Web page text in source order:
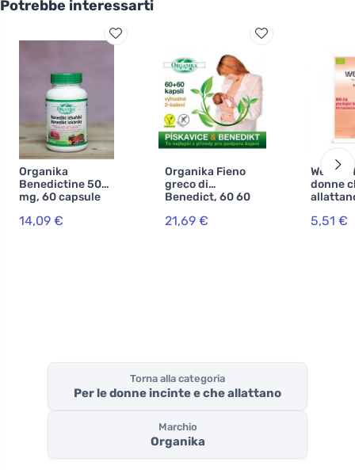
Potrebbe interessarti
Organika
Benedictine 500
mg, 60 capsule
14,09 €
Organika Fieno
greco di
Benedict, 60 60
21,69 €
Weleda
donne
5,51 €
Torna alla categoria
Per le donne incinte e che allattano
Marchio
Organika